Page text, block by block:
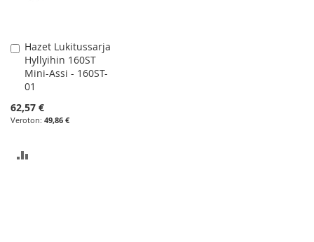
Hazet Lukitussarja
Hyllyihin 160ST
Mini-Assi - 160ST-
01
62,57 €
49,86 €
Lisää
ostoskoriin